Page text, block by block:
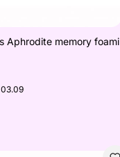
Aphrodite memory foami